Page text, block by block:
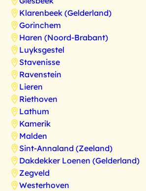
Klarenbeek (Gelderland)
Gorinchem
Haren (Noord-Brabant)
Luyksgestel
Stavenisse
Ravenstein
Lieren
Riethoven
Lathum
Kamerik
Malden
Sint-Annaland (Zeeland)
Dakdekker Loenen (Gelderland)
Zegveld
Westerhoven